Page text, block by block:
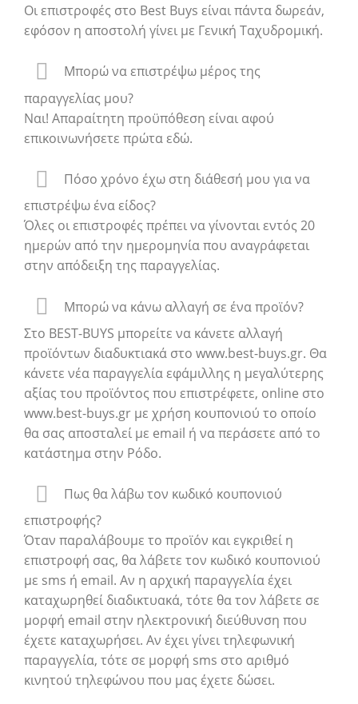
Οι επιστροφές στο Best Buys είναι πάντα δωρεάν,
εφόσον η αποστολή γίνει με Γενική Ταχυδρομική.
Μπορώ να επιστρέψω μέρος της
παραγγελίας μου?
Ναι! Απαραίτητη προϋπόθεση είναι αφού
επικοινωνήσετε πρώτα εδώ.
Πόσο χρόνο έχω στη διάθεσή μου για να
επιστρέψω ένα είδος?
Όλες οι επιστροφές πρέπει να γίνονται εντός 20
ημερών από την ημερομηνία που αναγράφεται
στην απόδειξη της παραγγελίας.
Μπορώ να κάνω αλλαγή σε ένα προϊόν?
Στo BEST-BUYS μπορείτε να κάνετε αλλαγή
προϊόντων διαδυκτιακά στο www.best-buys.gr. Θα
κάνετε νέα παραγγελία εφάμιλλης η μεγαλύτερης
αξίας του προϊόντος που επιστρέφετε, online στο
www.best-buys.gr με χρήση κουπονιού το οποίο
θα σας αποσταλεί με email ή να περάσετε από το
κατάστημα στην Ρόδο.
Πως θα λάβω τον κωδικό κουπονιού
επιστροφής?
Όταν παραλάβουμε το προϊόν και εγκριθεί η
επιστροφή σας, θα λάβετε τον κωδικό κουπονιού
με sms ή email. Αν η αρχική παραγγελία έχει
καταχωρηθεί διαδικτυακά, τότε θα τον λάβετε σε
μορφή email στην ηλεκτρονική διεύθυνση που
έχετε καταχωρήσει. Αν έχει γίνει τηλεφωνική
παραγγελία, τότε σε μορφή sms στο αριθμό
κινητού τηλεφώνου που μας έχετε δώσει.